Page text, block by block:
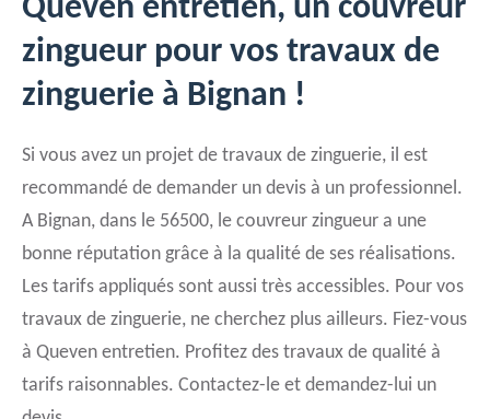
Queven entretien, un couvreur
zingueur pour vos travaux de
zinguerie à Bignan !
Si vous avez un projet de travaux de zinguerie, il est
recommandé de demander un devis à un professionnel.
A Bignan, dans le 56500, le couvreur zingueur a une
bonne réputation grâce à la qualité de ses réalisations.
Les tarifs appliqués sont aussi très accessibles. Pour vos
travaux de zinguerie, ne cherchez plus ailleurs. Fiez-vous
à Queven entretien. Profitez des travaux de qualité à
tarifs raisonnables. Contactez-le et demandez-lui un